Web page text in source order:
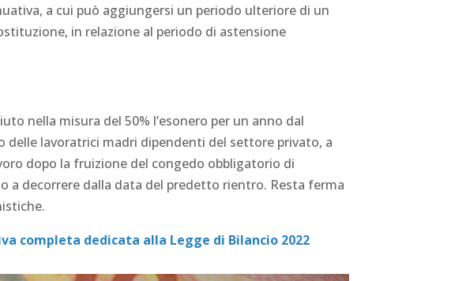
a cui può aggiungersi un periodo ulteriore di un
in relazione al periodo di astensione
nella misura del 50% l’esonero per un anno dal
delle lavoratrici madri dipendenti del settore privato, a
dopo la fruizione del congedo obbligatorio di
a decorrere dalla data del predetto rientro. Resta ferma
completa dedicata alla Legge di Bilancio 2022